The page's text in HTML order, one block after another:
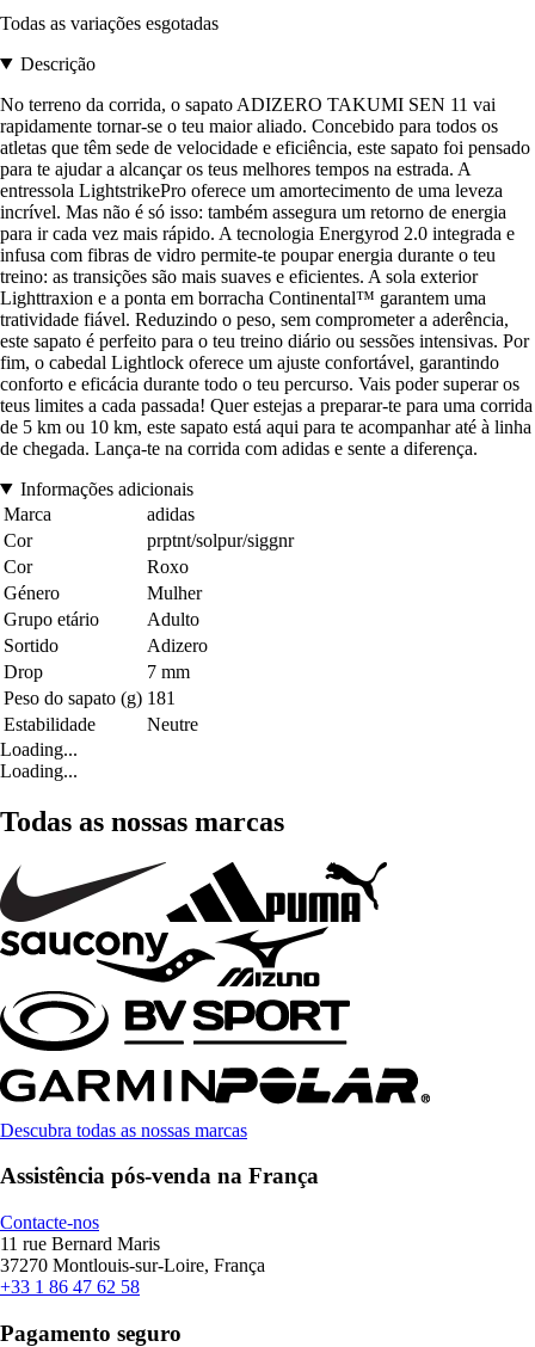
Todas as variações esgotadas
Descrição
No terreno da corrida, o sapato ADIZERO TAKUMI SEN 11 vai
rapidamente tornar-se o teu maior aliado. Concebido para todos os
atletas que têm sede de velocidade e eficiência, este sapato foi pensado
para te ajudar a alcançar os teus melhores tempos na estrada. A
entressola LightstrikePro oferece um amortecimento de uma leveza
incrível. Mas não é só isso: também assegura um retorno de energia
para ir cada vez mais rápido. A tecnologia Energyrod 2.0 integrada e
infusa com fibras de vidro permite-te poupar energia durante o teu
treino: as transições são mais suaves e eficientes. A sola exterior
Lighttraxion e a ponta em borracha Continental™ garantem uma
tratividade fiável. Reduzindo o peso, sem comprometer a aderência,
este sapato é perfeito para o teu treino diário ou sessões intensivas. Por
fim, o cabedal Lightlock oferece um ajuste confortável, garantindo
conforto e eficácia durante todo o teu percurso. Vais poder superar os
teus limites a cada passada! Quer estejas a preparar-te para uma corrida
de 5 km ou 10 km, este sapato está aqui para te acompanhar até à linha
de chegada. Lança-te na corrida com adidas e sente a diferença.
Informações adicionais
Marca
adidas
Cor
prptnt/solpur/siggnr
Cor
Roxo
Género
Mulher
Grupo etário
Adulto
Sortido
Adizero
Drop
7 mm
Peso do sapato (g) 181
Estabilidade
Neutre
Loading...
Loading...
Todas as nossas marcas
Descubra todas as nossas marcas
Assistência pós-venda na França
Contacte-nos
11 rue Bernard Maris
37270 Montlouis-sur-Loire, França
+33 1 86 47 62 58
Pagamento seguro